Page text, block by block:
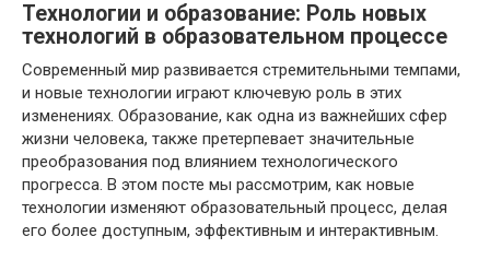
Технологии и образование: Роль новых
технологий в образовательном процессе
Современный мир развивается стремительными темпами,
и новые технологии играют ключевую роль в этих
изменениях. Образование, как одна из важнейших сфер
жизни человека, также претерпевает значительные
преобразования под влиянием технологического
прогресса. В этом посте мы рассмотрим, как новые
технологии изменяют образовательный процесс, делая
его более доступным, эффективным и интерактивным.